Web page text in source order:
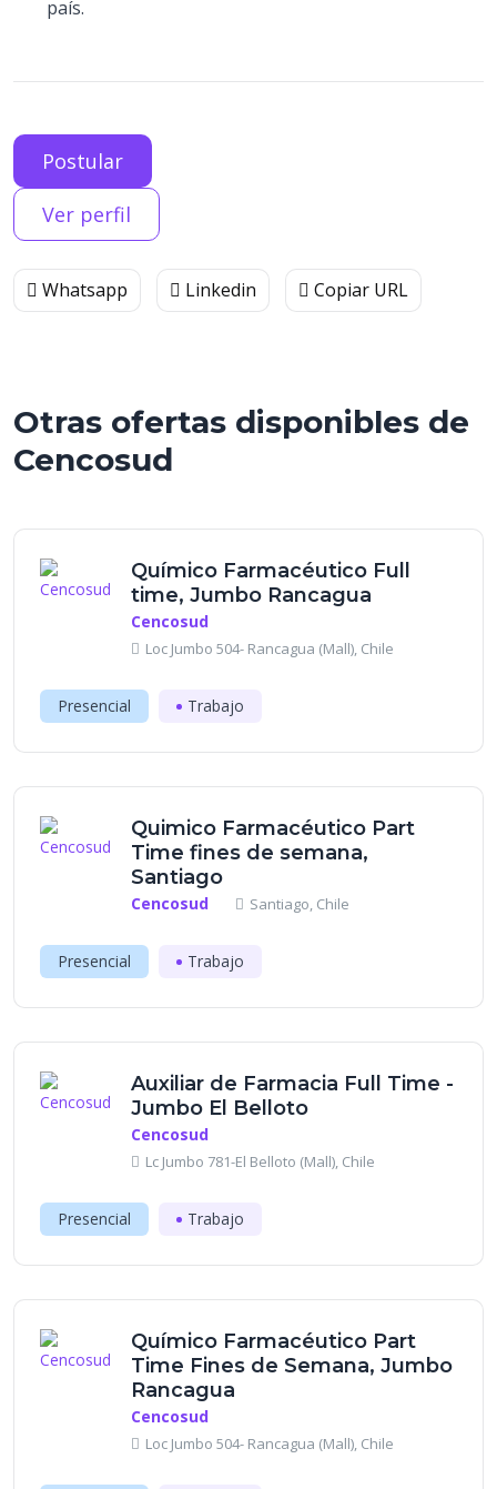
país.
Postular
Ver perfil
Whatsapp Linkedin Copiar URL
Otras ofertas disponibles de
Cencosud
Químico Farmacéutico Full
time, Jumbo Rancagua
Cencosud
Loc Jumbo 504- Rancagua (Mall), Chile
Presencial Trabajo
Quimico Farmacéutico Part
Time fines de semana,
Santiago
Cencosud Santiago, Chile
Presencial Trabajo
Auxiliar de Farmacia Full Time -
Jumbo El Belloto
Cencosud
Lc Jumbo 781-El Belloto (Mall), Chile
Presencial Trabajo
Químico Farmacéutico Part
Time Fines de Semana, Jumbo
Rancagua
Cencosud
Loc Jumbo 504- Rancagua (Mall), Chile